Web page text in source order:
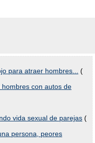
para atraer hombres...
(
con autos de
vida sexual de parejas (
persona, peores